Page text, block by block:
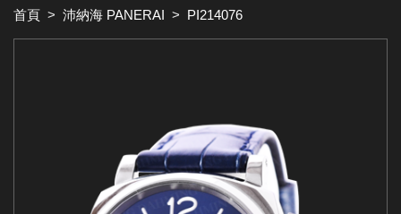
首頁 > 沛納海 PANERAI > PI214076